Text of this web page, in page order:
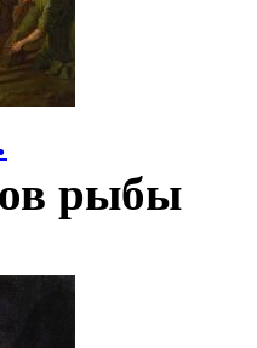
рыбы